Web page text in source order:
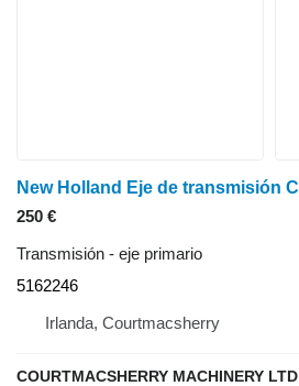
250 €
Transmisión - eje primario
5162246
Irlanda, Courtmacsherry
COURTMACSHERRY MACHINERY LTD